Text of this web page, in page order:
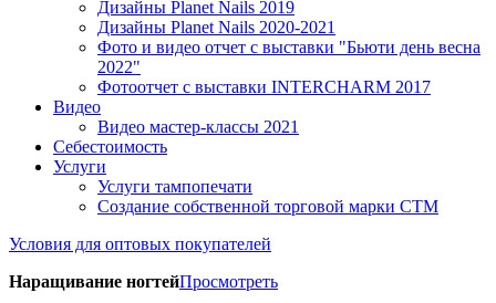
Дизайны Planet Nails 2019
Дизайны Planet Nails 2020-2021
Фото и видео отчет с выставки "Бьюти день весна
2022"
Фотоотчет с выставки INTERCHARM 2017
Видео
Видео мастер-классы 2021
Себестоимость
Услуги
Услуги тампопечати
Создание собственной торговой марки СТМ
Условия для оптовых покупателей
Наращивание ногтейПросмотреть